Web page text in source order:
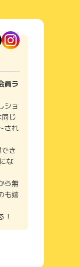
員ラ
ショ
じ
され
き
な
ら無
も嬉
！